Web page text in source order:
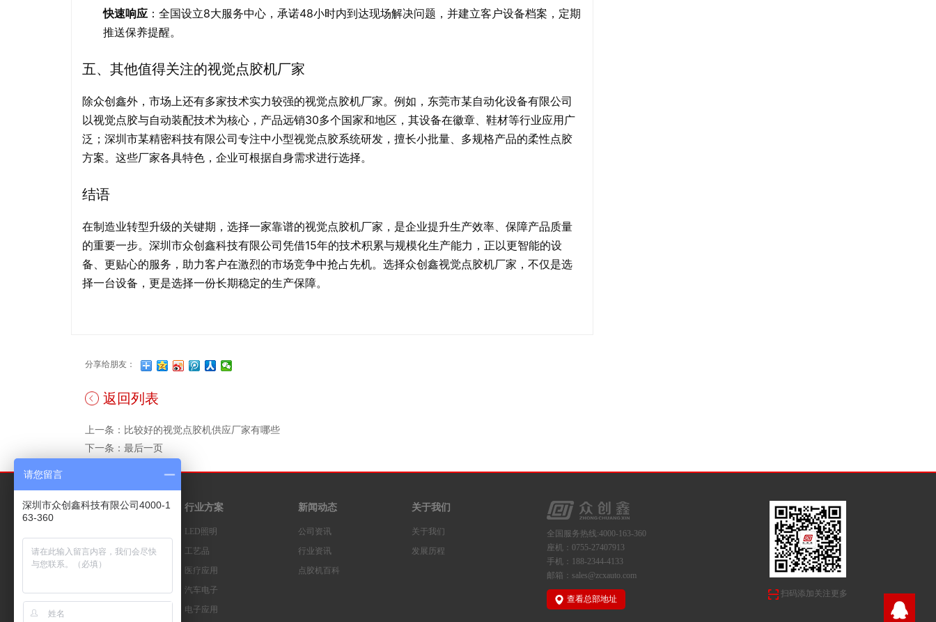
快速响应 ：全国设立8大服务中心，承诺48小时内到达现场解决问题，并建立客户设备档案，定期
推送保养提醒。
五、其他值得关注的视觉点胶机厂家
除众创鑫外，市场上还有多家技术实力较强的视觉点胶机厂家。例如，东莞市某自动化设备有限公司
以视觉点胶与自动装配技术为核心，产品远销30多个国家和地区，其设备在徽章、鞋材等行业应用广
泛；深圳市某精密科技有限公司专注中小型视觉点胶系统研发，擅长小批量、多规格产品的柔性点胶
方案。这些厂家各具特色，企业可根据自身需求进行选择。
结语
在制造业转型升级的关键期，选择一家靠谱的视觉点胶机厂家，是企业提升生产效率、保障产品质量
的重要一步。深圳市众创鑫科技有限公司凭借15年的技术积累与规模化生产能力，正以更智能的设
备、更贴心的服务，助力客户在激烈的市场竞争中抢占先机。选择众创鑫视觉点胶机厂家，不仅是选
择一台设备，更是选择一份长期稳定的生产保障。
分享给朋友：
返回列表
上一条：比较好的视觉点胶机供应厂家有哪些
下一条：最后一页
产品中心
灌胶机设备系列
滴胶机设备系列
行业方案
LED照明
工艺品
医疗应用
汽车电子
电子应用
新闻动态
公司资讯
行业资讯
点胶机百科
关于我们
关于我们
发展历程
全国服务热线:4000-163-360
座机：0755-27407913
手机：188-2344-4133
邮箱：sales@zcxauto.com
查看总部地址
扫码添加关注更多
请您留言
深圳市众创鑫科技有限公司4000-1
63-360